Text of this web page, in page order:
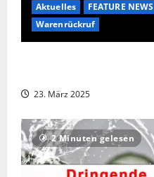
Aktuelles
FEATURE NEWS
Warenrückruf
23. März 2025
2 Minuten gelesen